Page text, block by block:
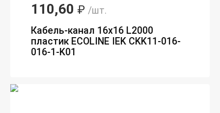
110,60 ₽ /шт.
Кабель-канал 16х16 L2000
пластик ECOLINE IEK CKK11-016-
016-1-K01